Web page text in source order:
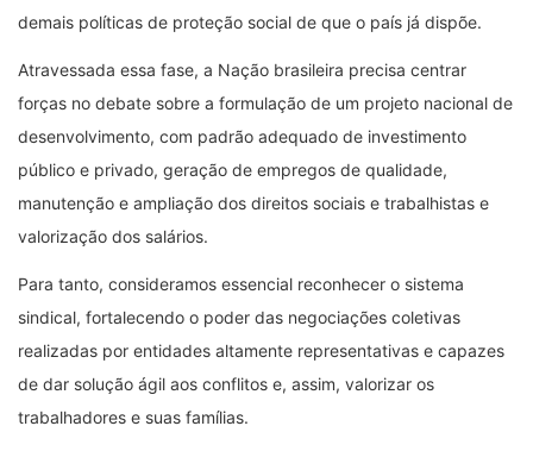
demais políticas de proteção social de que o país já dispõe.
Atravessada essa fase, a Nação brasileira precisa centrar
forças no debate sobre a formulação de um projeto nacional de
desenvolvimento, com padrão adequado de investimento
público e privado, geração de empregos de qualidade,
manutenção e ampliação dos direitos sociais e trabalhistas e
valorização dos salários.
Para tanto, consideramos essencial reconhecer o sistema
sindical, fortalecendo o poder das negociações coletivas
realizadas por entidades altamente representativas e capazes
de dar solução ágil aos conflitos e, assim, valorizar os
trabalhadores e suas famílias.